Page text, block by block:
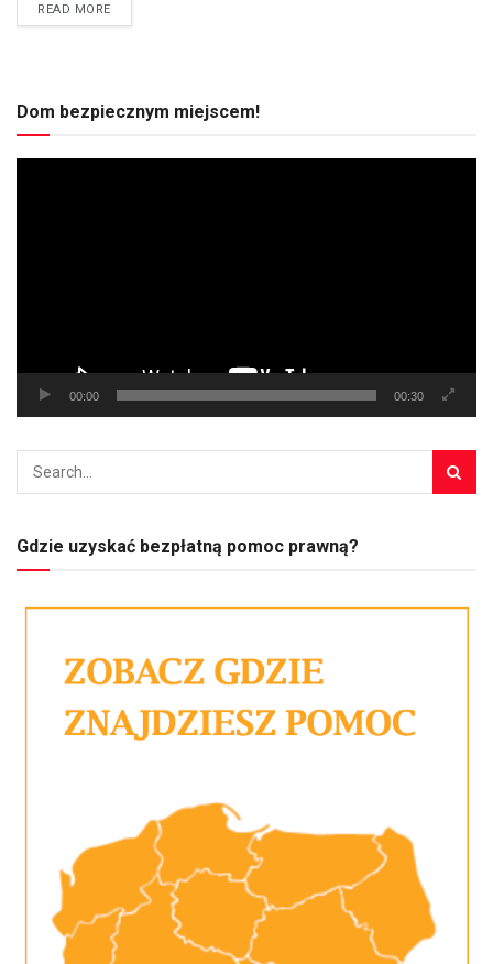
READ MORE
Dom bezpiecznym miejscem!
00:00 00:30
Gdzie uzyskać bezpłatną pomoc prawną?